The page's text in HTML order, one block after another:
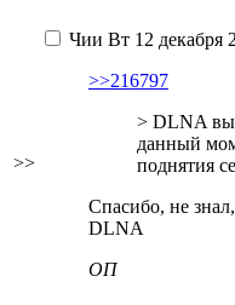
>>
Чии Вт 12 декабря
>>216797
> DLNA
данный
поднятия
Спасибо, не
DLNA
ОП